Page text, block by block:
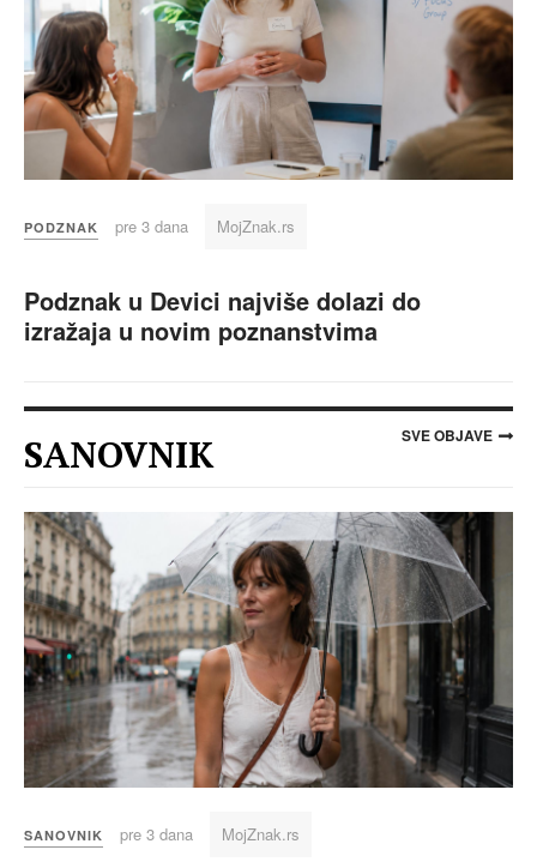
PODZNAK pre 3 dana MojZnak.rs
Podznak u Devici najviše dolazi do
izražaja u novim poznanstvima
SANOVNIK SVE OBJAVE
SANOVNIK pre 3 dana MojZnak.rs